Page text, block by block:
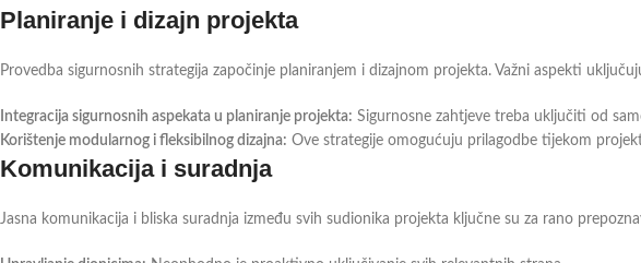
Planiranje i dizajn projekta
Provedba sigurnosnih strategija započinje planiranjem i dizajnom projekta. Važni aspekti
Integracija sigurnosnih aspekata u planiranje projekta: Sigurnosne zahtjeve treba uključiti od
Korištenje modularnog i fleksibilnog dizajna: Ove strategije omogućuju prilagodbe tijekom
Komunikacija i suradnja
Jasna komunikacija i bliska suradnja između svih sudionika projekta ključne su za rano